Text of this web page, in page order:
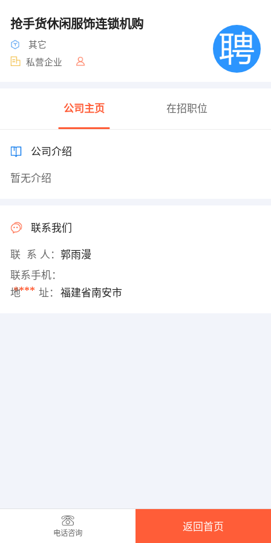
抢手货休闲服饰连锁机购
其它
私营企业
公司主页 在招职位
公司介绍
暂无介绍
联系我们
联 系 人： 郭雨漫
联系手机：
****
地 址： 福建省南安市
电话咨询
返回首页